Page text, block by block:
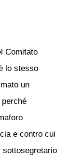
Comitato
lo stesso
un
perché
e contro cui
sottosegretario